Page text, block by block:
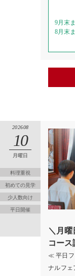
9月末
8月末
202608
10
月曜日
料理重視
初めての見学
少人数向け
平日開催
＼月曜
コー
≪ 平日フ
ナルフェ